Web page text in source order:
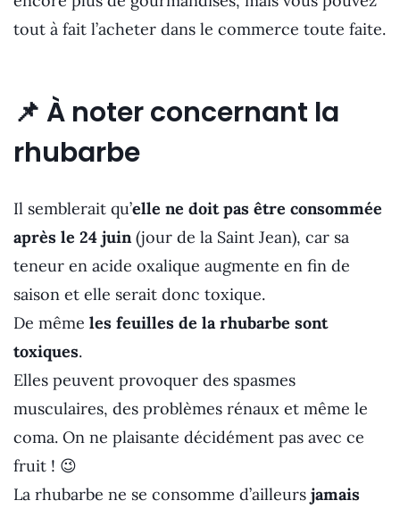
tout à fait l’acheter dans le commerce toute faite.
📌 À noter concernant la
rhubarbe
Il semblerait qu’elle ne doit pas être consommée
après le 24 juin(jour de la Saint Jean), car sa
teneur en acide oxalique augmente en fin de
saison et elle serait donc toxique.
De même les feuilles de la rhubarbe sont
toxiques.
Elles peuvent provoquer des spasmes
musculaires, des problèmes rénaux et même le
coma. On ne plaisante décidément pas avec ce
fruit ! 😉
La rhubarbe ne se consomme d’ailleurs jamais